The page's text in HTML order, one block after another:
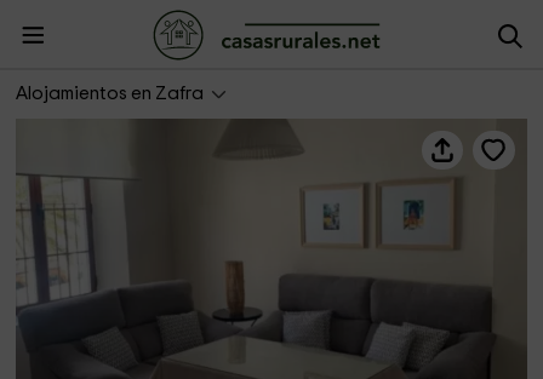
Alojamientos en Zafra
Apartamento Plaza Grande